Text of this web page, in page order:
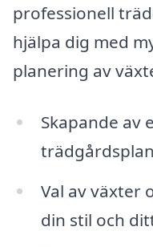
professionell
hjälpa dig med
planering av
Skapande av
trädgårdsplan
Val av växter
din stil och